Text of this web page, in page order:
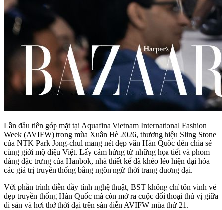
Lần đầu tiên góp mặt tại Aquafina Vietnam International Fashion
Week (AVIFW) trong mùa Xuân Hè 2026, thương hiệu Sling Stone
của NTK Park Jong-chul mang nét đẹp văn Hàn Quốc đến chia sẻ
cùng giới mộ điệu Việt. Lấy cảm hứng từ những họa tiết và phom
dáng đặc trưng của Hanbok, nhà thiết kế đã khéo léo hiện đại hóa
các giá trị truyền thống bằng ngôn ngữ thời trang đương đại.
Với phần trình diễn đầy tính nghệ thuật, BST không chỉ tôn vinh vẻ
đẹp truyền thống Hàn Quốc mà còn mở ra cuộc đối thoại thú vị giữa
di sản và hơi thở thời đại trên sàn diễn AVIFW mùa thứ 21.